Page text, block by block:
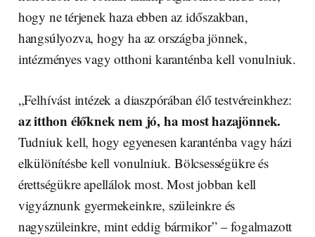
hogy ne térjenek haza ebben az időszakban,
hangsúlyozva, hogy ha az országba jönnek,
intézményes vagy otthoni karanténba kell vonulniuk.
„Felhívást intézek a diaszpórában élő testvéreinkhez:
az itthon élőknek nem jó, ha most hazajönnek.
Tudniuk kell, hogy egyenesen karanténba vagy házi
elkülönítésbe kell vonulniuk. Bölcsességükre és
érettségükre apellálok most. Most jobban kell
vigyáznunk gyermekeinkre, szüleinkre és
nagyszüleinkre, mint eddig bármikor” – fogalmazott